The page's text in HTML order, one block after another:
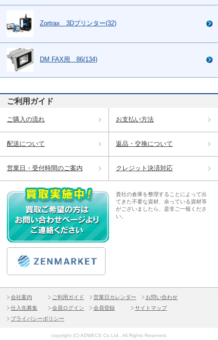
Zortrax 3Dプリンター(32)
DM FAX用 86(134)
ご利用ガイド
ご購入の流れ お支払い方法
配送について 返品・交換について
営業日・受付時間のご案内 クレジット決済対応
貴社の倉庫を整理することによって出
てきた不要な資材、余っている資材等
がございましたら、是非ご一報くださ
い。
会社案内 ご利用ガイド 営業日カレンダー
お問い合わせ
仕入先募集
会員ログイン 会員登録
サイトマップ
プライバシーポリシー
copyright (C) ADWECS Co.Ltd., All Rights Reserved.